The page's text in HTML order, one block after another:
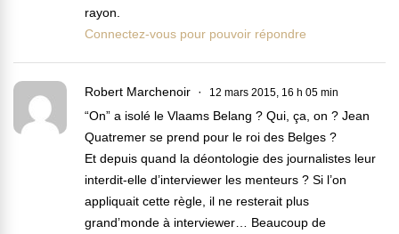
rayon.
Connectez-vous pour pouvoir répondre
Robert Marchenoir 12 mars 2015, 16 h 05 min
“On” a isolé le Vlaams Belang ? Qui, ça, on ? Jean
Quatremer se prend pour le roi des Belges ?
Et depuis quand la déontologie des journalistes leur
interdit-elle d’interviewer les menteurs ? Si l’on
appliquait cette règle, il ne resterait plus
grand’monde à interviewer… Beaucoup de